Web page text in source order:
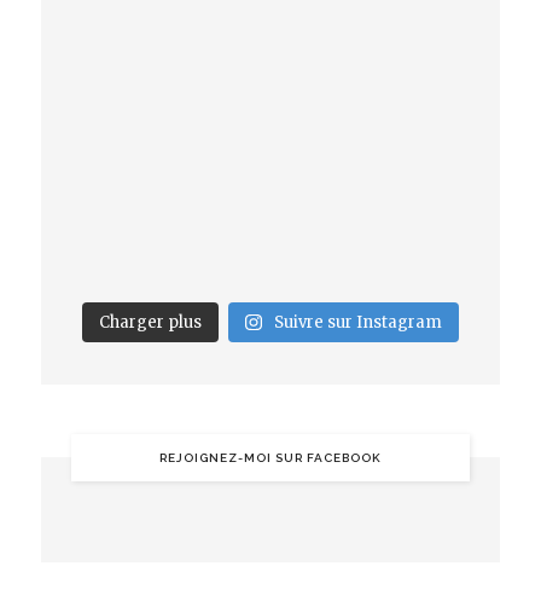
Charger plus Suivre sur Instagram
REJOIGNEZ-MOI SUR FACEBOOK